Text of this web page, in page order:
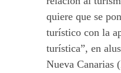
quiere que se
turístico con la
turística”, en
Nueva Canarias